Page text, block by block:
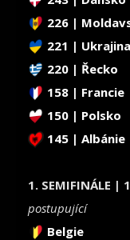
226 |
221 | Ukrajina
220 | Řecko
158 | Francie
150 | Polsko
145 | Albánie
1. SEMIFINÁLE |
postupující
Belgie